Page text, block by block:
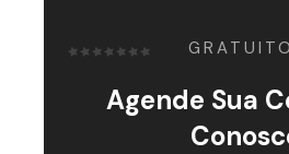
Agende Sua